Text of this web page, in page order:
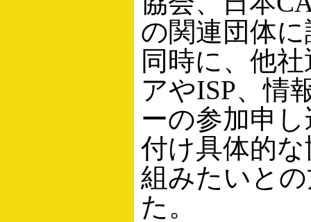
の関連団体
同時に、他
アやISP、情
ーの参加申
付け具体的
組みたいと
た。